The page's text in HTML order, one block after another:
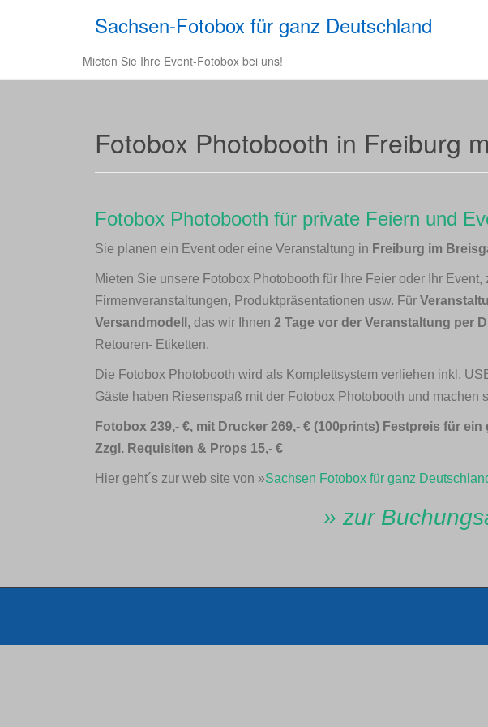
Sachsen-Fotobox für ganz Deutschland
Mieten Sie Ihre Event-Fotobox bei uns!
Fotobox Photobooth in Freiburg
Fotobox Photobooth für private Feiern und
Sie planen ein Event oder eine Veranstaltung in Freiburg im
Mieten Sie unsere Fotobox Photobooth für Ihre Feier oder Ihr
Firmenveranstaltungen, Produktpräsentationen usw. Für
Versandmodell , das wir Ihnen 2 Tage vor der Veranstaltung per
Retouren- Etiketten.
Die Fotobox Photobooth wird als Komplettsystem verliehen inkl.
Gäste haben Riesenspaß mit der Fotobox Photobooth und machen
Fotobox 239,- €, mit Drucker 269,- € (100prints) Festpreis für
Zzgl. Requisiten & Props 15,- €
Hier geht´s zur web site von »Sachsen Fotobox für ganz
» zur